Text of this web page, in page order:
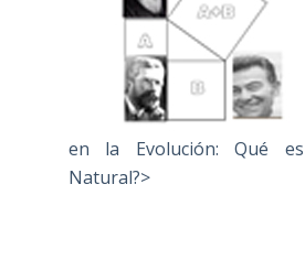
en la Evolución: Qué
Natural?>